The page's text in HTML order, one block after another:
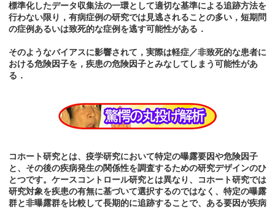
標準化したデータ収集法の一環として適切な基準による追跡方法を
行わない限り，有病症例の研究では見逃されることの多い，短期問
の症例あるいは致死的な症例を逃す可能性がある．
そのようなバイアスに影響されて，実際は軽症／非致死的な患者に
おける危険因子を，疾患の危険因子とみなしてしまう可能性があ
る．
コホート研究とは、疫学研究において特定の曝露要因や危険因子
と、その後の疾病発生の関係性を調査するための研究デザインのひ
とつです。ケースコントロール研究とは異なり、コホート研究では
研究対象を疾患の有無に基づいて選択するのではなく、特定の曝露
群と非曝露群を比較して長期的に追跡することで、ある要因が疾病